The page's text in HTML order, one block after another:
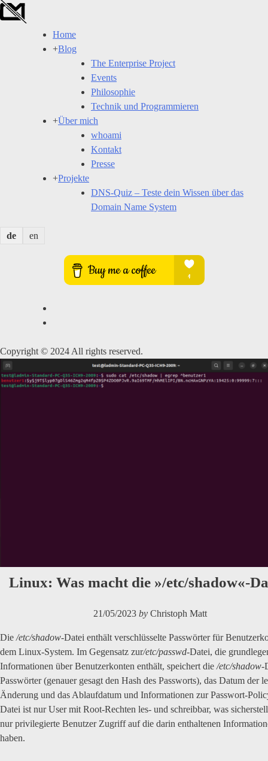
Skip
to
Home
+Blog
The Enterprise Project
Events
Philosophie
Technik und Programmieren
+Über mich
whoami
Kontakt
Presse
+Projekte
DNS-Quiz – Teste dein Wissen über das
Domain Name System
de en
Copyright © 2024 All rights reserved.
Linux: Was macht die »/etc/shadow«-
21/05/2023 byChristoph Matt
Die /etc/shadow-Datei enthält verschlüsselte Passwörter für
dem Linux-System. Im Gegensatz zur/etc/passwd-Datei, die
Informationen über Benutzerkonten enthält, speichert die /etc/shadow-
Passwörter (genauer gesagt den Hash des Passworts), das Datum der
Änderung und das Ablaufdatum und Informationen zur Passwort-
Datei ist nur User mit Root-Rechten les- und schreibbar, was
nur privilegierte Benutzer Zugriff auf die darin enthaltenen
haben.